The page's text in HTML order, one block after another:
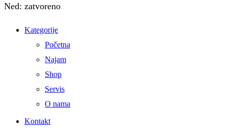
Ned: zatvoreno
Kategorije
Početna
Najam
Shop
Servis
O nama
Kontakt